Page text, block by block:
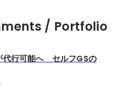
/ Portfolio
代行可能へ セルフGSの